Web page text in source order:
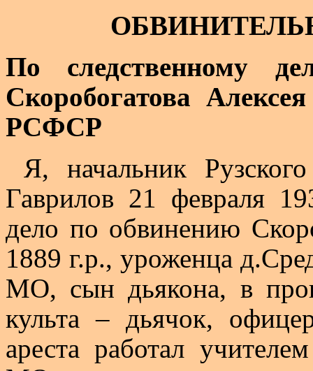
По следственному
Скоробогатова
РСФСР
Я, начальник
Гаврилов 21 февраля
дело по обвинению
1889 г.р., уроженца д.С
МО, сын дьякона, в
культа – дьячок,
ареста работал